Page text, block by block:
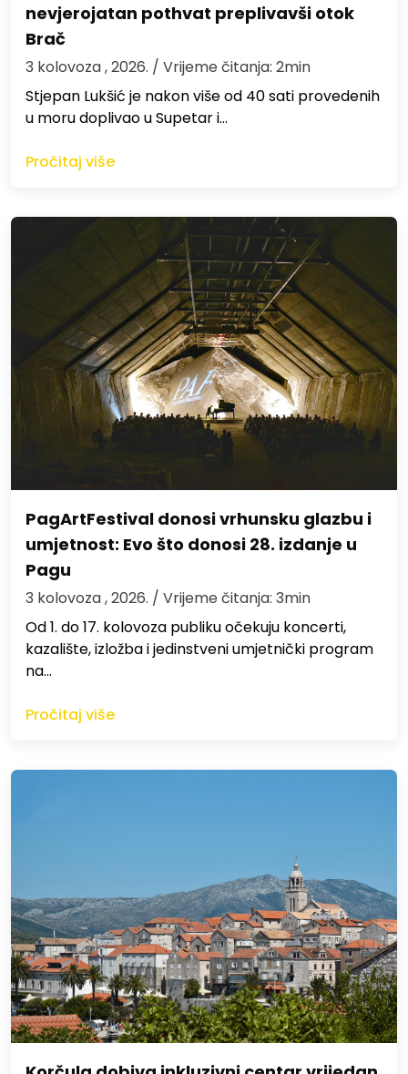
nevjerojatan pothvat preplivavši otok
Brač
3 kolovoza , 2026. / Vrijeme čitanja: 2min
St​jepan Lukšić je nakon više od 40 sati provedenih
u moru doplivao u Supetar i…
Pročitaj više
PagArtFestival donosi vrhunsku glazbu i
umjetnost: Evo što donosi 28. izdanje u
Pagu
3 kolovoza , 2026. / Vrijeme čitanja: 3min
Od 1. do 17. kolovoza publiku očekuju koncerti,
kazalište, izložba i jedinstveni umjetnički program
na…
Pročitaj više